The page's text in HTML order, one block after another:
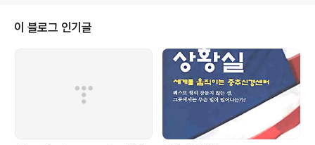
용할 것을 권고하고 있습니다. 4. 공백과 줄 바꿈을 할 경우에도 공백이나 줄을
바꾸는 태그를 이용해야 합니다. 5. 속성은 태그 뒤에 입력해야 ..
이 블로그 인기글